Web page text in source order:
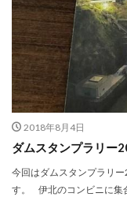
2018年8月4日
ダムスタンプラリー
今回はダムスタンプラリ
す。 伊北のコンビニに集